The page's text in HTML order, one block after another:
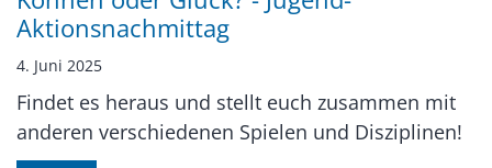
Aktionsnachmittag
4. Juni 2025
Findet es heraus und stellt euch zusammen mit
anderen verschiedenen Spielen und Disziplinen!